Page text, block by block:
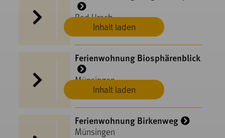
Inhalt laden
Bad Urach
Inhalt laden
Ferienwohnung Biosphärenblick
Münsingen
Ferienwohnung Birkenweg
Münsingen